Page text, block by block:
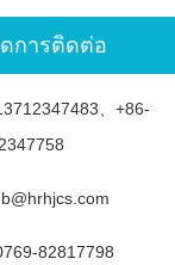
การติดต่อ
、+86-
82817798